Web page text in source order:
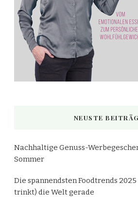
NEUSTE
Nachhaltige Genuss-
Sommer
Die spannendsten Foodtrends 2025
trinkt) die Welt gerade